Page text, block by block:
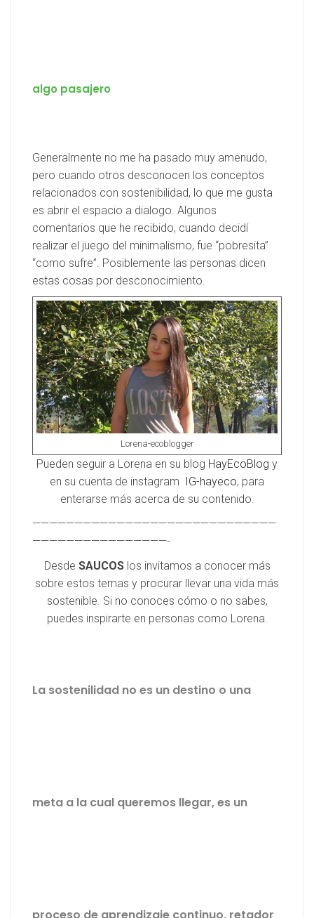
algo pasajero
Generalmente no me ha pasado muy amenudo,
pero cuando otros desconocen los conceptos
relacionados con sostenibilidad, lo que me gusta
es abrir el espacio a dialogo. Algunos
comentarios que he recibido, cuando decidí
realizar el juego del minimalismo, fue “pobresita”
“como sufre”. Posiblemente las personas dicen
estas cosas por desconocimiento.
Lorena-ecoblogger
Pueden seguir a Lorena en su blog HayEcoBlog y
en su cuenta de instagram
IG-hayeco, para
enterarse más acerca de su contenido.
—————————————————————————————
————————————————-
Desde SAUCOSlos invitamos a conocer más
sobre estos temas y procurar llevar una vida más
sostenible. Si no conoces cómo o no sabes,
puedes inspirarte en personas como Lorena.
La sostenilidad no es un destino o una
meta a la cual queremos llegar, es un